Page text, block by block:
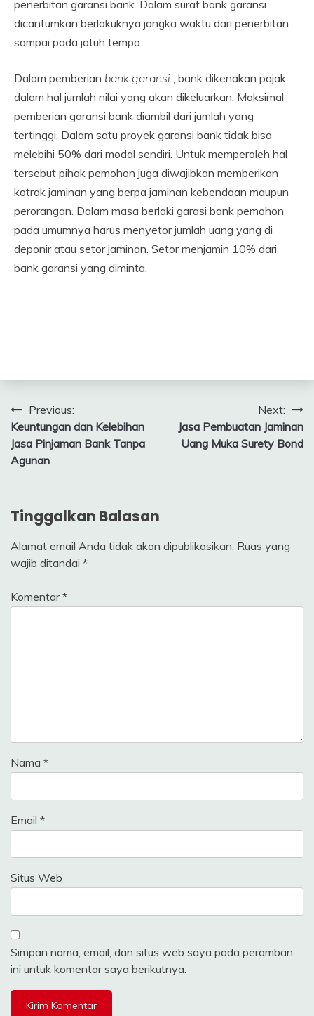
penerbitan garansi bank. Dalam surat bank garansi
dicantumkan berlakuknya jangka waktu dari penerbitan
sampai pada jatuh tempo.
Dalam pemberian bank garansi , bank dikenakan pajak
dalam hal jumlah nilai yang akan dikeluarkan. Maksimal
pemberian garansi bank diambil dari jumlah yang
tertinggi. Dalam satu proyek garansi bank tidak bisa
melebihi 50% dari modal sendiri. Untuk memperoleh hal
tersebut pihak pemohon juga diwajibkan memberikan
kotrak jaminan yang berpa jaminan kebendaan maupun
perorangan. Dalam masa berlaki garasi bank pemohon
pada umumnya harus menyetor jumlah uang yang di
deponir atau setor jaminan. Setor menjamin 10% dari
bank garansi yang diminta.
Navigasi
pos
Previous:
Keuntungan dan Kelebihan
Jasa Pinjaman Bank Tanpa
Agunan
Next:
Jasa Pembuatan Jaminan
Uang Muka Surety Bond
Tinggalkan Balasan
Alamat email Anda tidak akan dipublikasikan. Ruas yang
wajib ditandai *
Komentar*
Nama *
Email *
Situs Web
Simpan nama, email, dan situs web saya pada peramban
ini untuk komentar saya berikutnya.